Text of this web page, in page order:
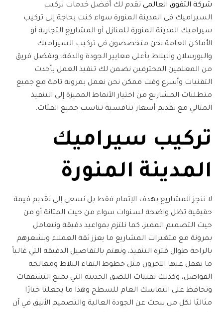
شركة التفوق العالمي تقدم لك أفضل خدمات تركيب
السيراميك في المدينة المنورة سواء كنت بحاجة إلى تركيب
سيراميك المدينة المنورة للمنازل أو المشاريع التجارية أو
الأماكن العامة نحن متخصصون في تركيب السيراميك
والبورسلان والبلاط بأعلى معايير الجودة والدقة، وبفضل فريق
من المعلمين المحترفين نضمن لك تنفيذ العمل بأحدث
التقنيات وأسرع وقت ممكن نحن نعمل بمرونة تامة مع جميع
متطلبات المشاريع من اختيار الأنماط المميزة إلى التنفيذ
المثالي مع تقديم أسعار تنافسية تناسب جميع الفئات.
تركيب سيراميك
المدينة المنورة
لا ننجز المشاريع بهدف الإتمام فقط بل نسعى إلى تقديم قيمة
حقيقية تظل واضحة لسنوات سواء من حيث المتانة أو من
حيث التصميم المميز، كما نلتزم بمواعيد دقيقة ونتعامل
بمرونة مع متغيرات المشاريع ما يعزز ثقة العملاء ويشعرهم
بالراحة طوال فترة التنفيذ، ونهتم بالتفاصيل الدقيقة التي غالباً
ما يغفل عنها الآخرون مثل خطوط التقاء البلاط ومعالجة
الفواصل، وكذلك تقنيات اللصق الحديثة التي تمنع التشققات
وتحافظ على التماسك العام للسطح وهذا ما يجعلنا خيارًا
مثاليًا لكل من يبحث عن الجودة العالية والتصميم الأنيق في آن